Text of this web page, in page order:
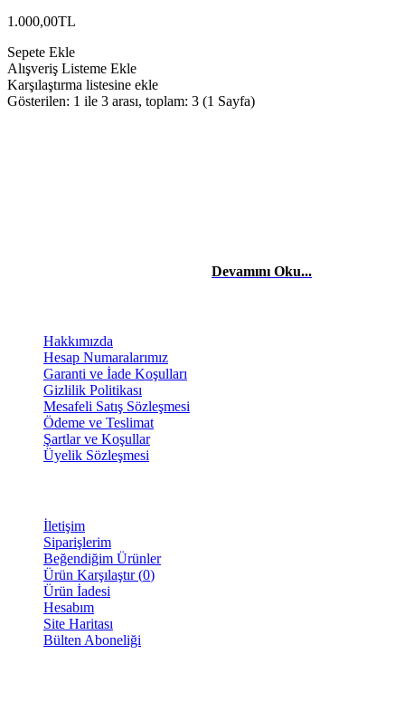
1.000,00TL
Sepete Ekle
Alışveriş Listeme Ekle
Karşılaştırma listesine ekle
Gösterilen: 1 ile 3 arası, toplam: 3 (1 Sayfa)
Devamını Oku...
Hakkımızda
Hesap Numaralarımız
Garanti ve İade Koşulları
Gizlilik Politikası
Mesafeli Satış Sözleşmesi
Ödeme ve Teslimat
Şartlar ve Koşullar
Üyelik Sözleşmesi
İletişim
Siparişlerim
Beğendiğim Ürünler
Ürün Karşılaştır (0)
Ürün İadesi
Hesabım
Site Haritası
Bülten Aboneliği